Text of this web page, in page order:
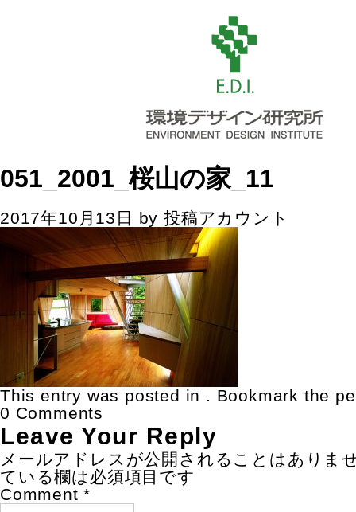
051_2001_桜山の家_11
2017年10月13日 by投稿アカウント
This entry was posted in . Bookmark the
0 Comments
Leave Your Reply
メールアドレスが公開されることはありま
ている欄は必須項目です
Comment *